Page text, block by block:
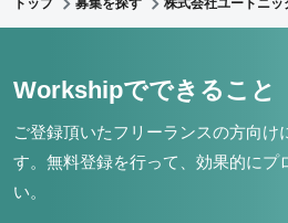
トップ 募集を探す 株式会社ユートニッ
Workshipでできること
ご登録頂いたフリーランスの方向け
す。 無料登録を行って、効果的にプ
い。